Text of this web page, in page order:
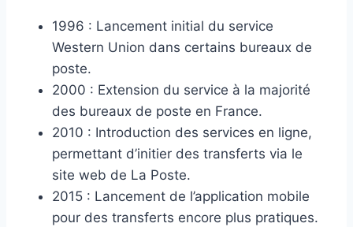
1996 : Lancement initial du service
Western Union dans certains bureaux de
poste.
2000 : Extension du service à la majorité
des bureaux de poste en France.
2010 : Introduction des services en ligne,
permettant d’initier des transferts via le
site web de La Poste.
2015 : Lancement de l’application mobile
pour des transferts encore plus pratiques.